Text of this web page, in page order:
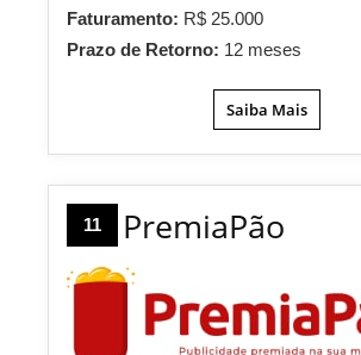
Faturamento: R$ 25.000
Prazo de Retorno: 12 meses
Saiba Mais
11 PremiaPão